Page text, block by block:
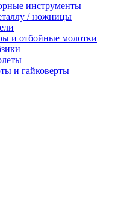
инструменты
/ ножницы
и отбойные молотки
и гайковерты